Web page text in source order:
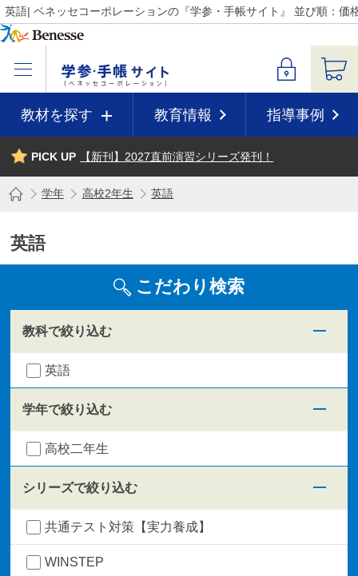
英語| ベネッセコーポレーションの『学参・手帳サイト』 並び順：価
教材を探す 教育情報 指導事例
PICK UP 【新刊】2027直前演習シリーズ発刊！
学年 高校2年生 英語
英語
こだわり検索
教科で絞り込む
英語
学年で絞り込む
高校二年生
シリーズで絞り込む
共通テスト対策【実力養成】
WINSTEP